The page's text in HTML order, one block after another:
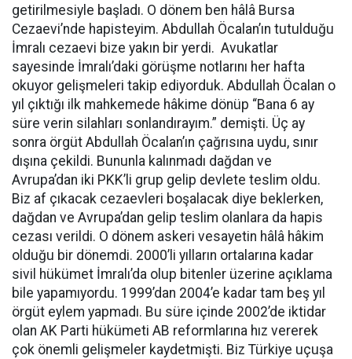
getirilmesiyle başladı. O dönem ben hâlâ Bursa
Cezaevi’nde hapisteyim. Abdullah Öcalan’ın tutulduğu
İmralı cezaevi bize yakın bir yerdi. Avukatlar
sayesinde İmralı’daki görüşme notlarını her hafta
okuyor gelişmeleri takip ediyorduk. Abdullah Öcalan o
yıl çıktığı ilk mahkemede hâkime dönüp “Bana 6 ay
süre verin silahları sonlandırayım.” demişti. Üç ay
sonra örgüt Abdullah Öcalan’ın çağrısına uydu, sınır
dışına çekildi. Bununla kalınmadı dağdan ve
Avrupa’dan iki PKK’li grup gelip devlete teslim oldu.
Biz af çıkacak cezaevleri boşalacak diye beklerken,
dağdan ve Avrupa’dan gelip teslim olanlara da hapis
cezası verildi. O dönem askeri vesayetin hâlâ hâkim
olduğu bir dönemdi. 2000’li yılların ortalarına kadar
sivil hükümet İmralı’da olup bitenler üzerine açıklama
bile yapamıyordu. 1999’dan 2004’e kadar tam beş yıl
örgüt eylem yapmadı. Bu süre içinde 2002’de iktidar
olan AK Parti hükümeti AB reformlarına hız vererek
çok önemli gelişmeler kaydetmişti. Biz Türkiye uçuşa